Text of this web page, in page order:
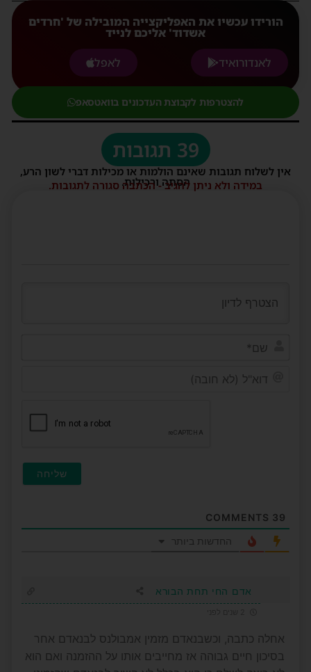
הורידו עכשיו את האפליקצייה המובילה של 'חרדים
אשדוד' אליכם לנייד
לאנדורואיד
לאפל
להצטרפות לקבוצת העדכונים בוואטסאפ
39 תגובות
אין לשלוח תגובות שאינם הולמות או מכילות דברי לשון הרע,
הסתה ורכילות.
במידה ולא ניתן להגיב - הכתבה סגורה לתגובות.
39
החדשות ביותר
אדם החי תחת הבורא
אחלה כתבה, וכשבנאדם מזמין אמבולנס לבנאדם אחר
בסיכון חיים גבוהה אז מחייבים אותו על ההזמנה ואם הוא